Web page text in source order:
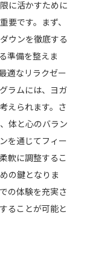
に活かすために
要です。まず、
ウンを徹底する
準備を整えま
適なリラクゼー
ラムには、ヨガ
えられます。さ
体と心のバラン
を通じてフィー
軟に調整するこ
の鍵となりま
の体験を充実さ
ることが可能と